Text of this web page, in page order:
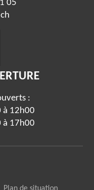
05
:
à 12h00
à 17h00